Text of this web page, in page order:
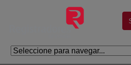
Skip to Main Content